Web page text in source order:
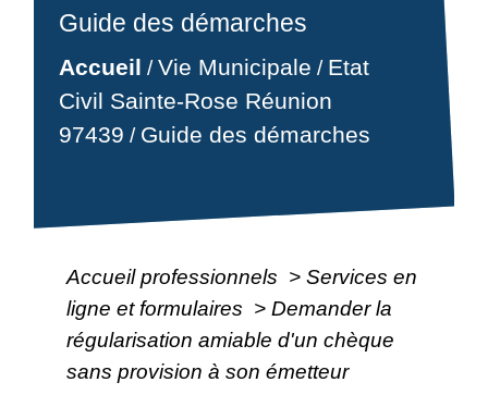
Guide des démarches
Accueil /Vie Municipale / Etat
Civil Sainte-Rose Réunion
97439 / Guide des démarches
Accueil professionnels > Services en
ligne et formulaires > Demander la
régularisation amiable d'un chèque
sans provision à son émetteur